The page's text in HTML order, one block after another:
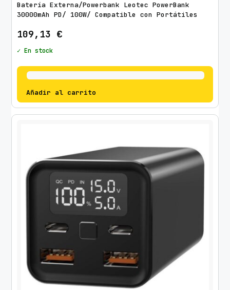
Batería Externa/Powerbank Leotec PowerBank
30000mAh PD/ 100W/ Compatible con Portátiles
109,13 €
✓ En stock
Añadir al carrito